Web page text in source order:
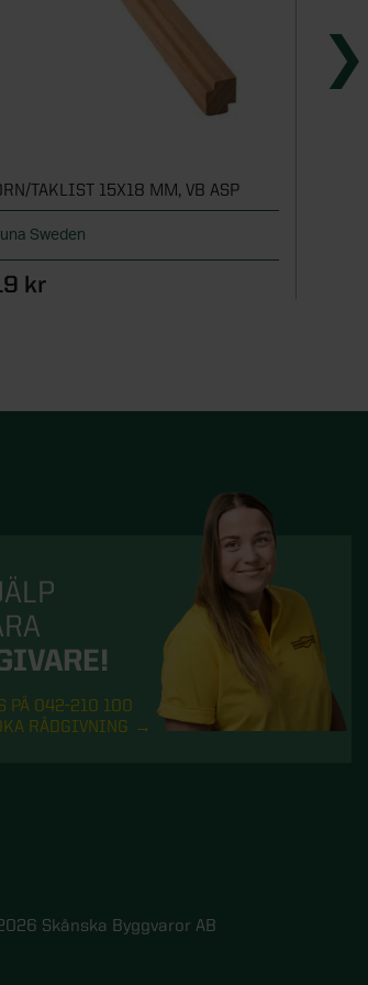
TAKLIST 15X18 MM, VB ASP
Sweden
kr
PÅ 042-210 100
RÅDGIVNING
Skånska Byggvaror AB